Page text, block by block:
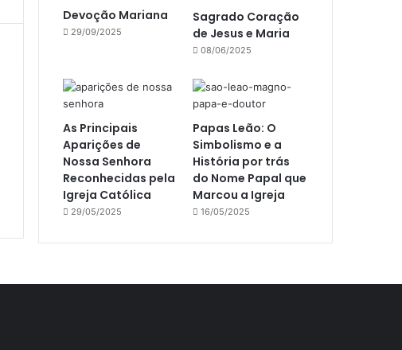
Devoção Mariana
29/09/2025
Sagrado Coração
de Jesus e Maria
08/06/2025
As Principais
Aparições de
Nossa Senhora
Reconhecidas pela
Igreja Católica
29/05/2025
Papas Leão: O
Simbolismo e a
História por trás
do Nome Papal que
Marcou a Igreja
16/05/2025